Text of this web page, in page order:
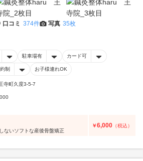
口コミ 374件 写真 35枚
駐車場有 カード可
制 お子様連れOK
寺町久度3-5-7
ないソフトな産後骨盤矯正
￥6,000 （税込）